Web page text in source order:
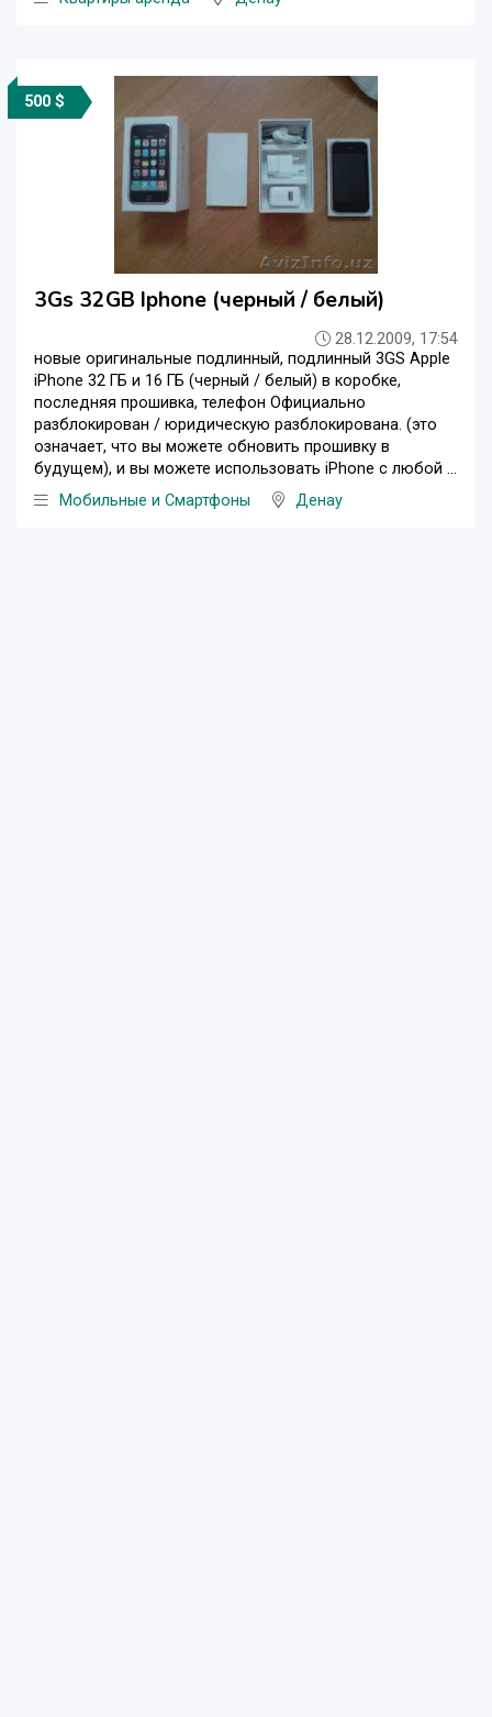
500 $
3Gs 32GB Iphone (черный / белый)
28.12.2009, 17:54
новые оригинальные подлинный, подлинный 3GS Apple
iPhone 32 ГБ и 16 ГБ (черный / белый) в коробке,
последняя прошивка, телефон Официально
разблокирован / юридическую разблокирована. (это
означает, что вы можете обновить прошивку в
будущем), и вы можете использовать iPhone с любой ...
Мобильные и Смартфоны
Денау